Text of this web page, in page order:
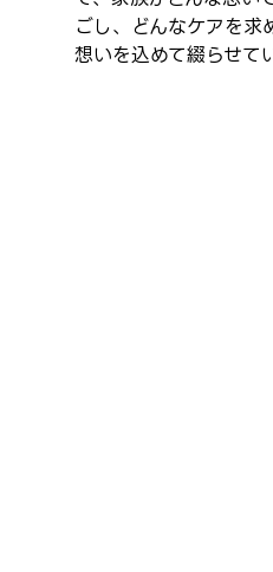
ごし、どんなケアを求
想いを込めて綴らせて